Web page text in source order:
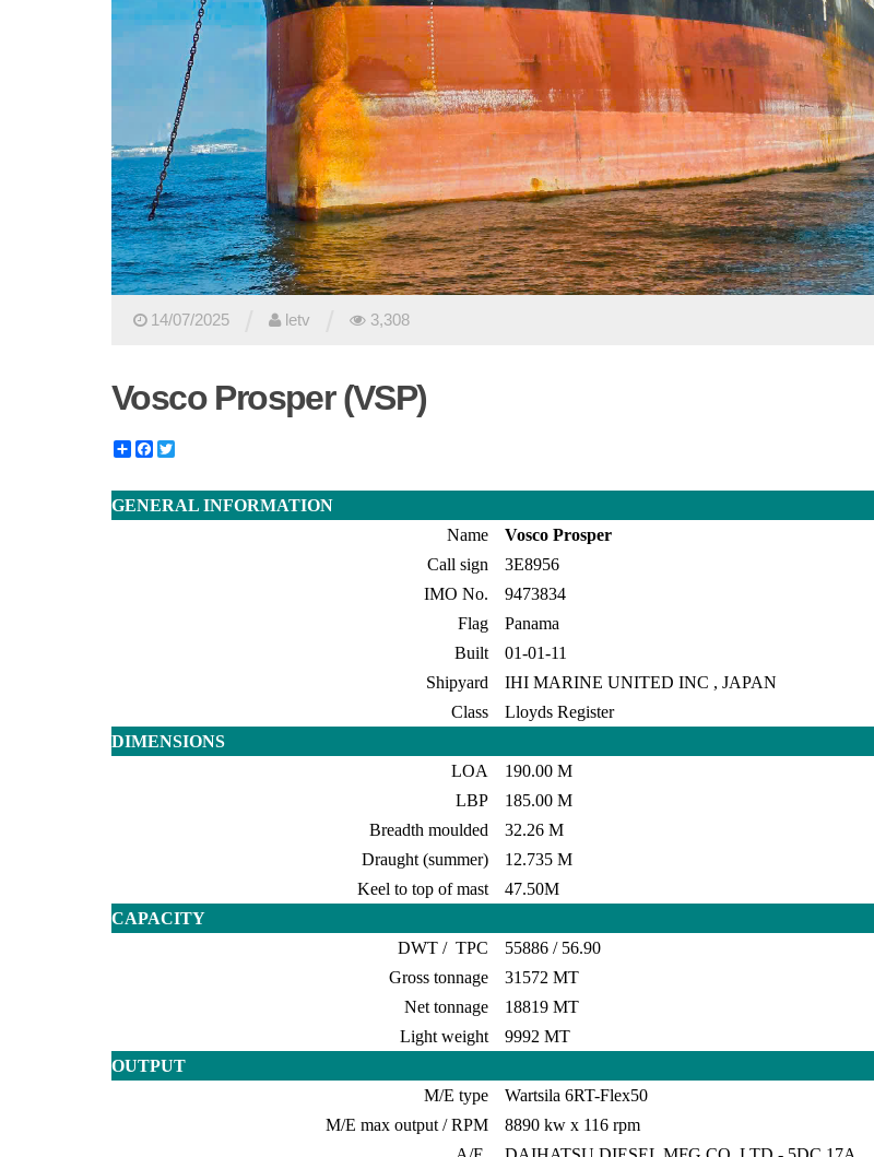
14/07/2025 letv 3,308
Vosco Prosper (VSP)
ShareFacebook
GENERAL INFORMATION
Name
Vosco Prosper
Call sign
3E8956
IMO No.
9473834
Flag
Panama
Built
01-01-11
Shipyard
IHI MARINE UNITED INC , JAPAN
Class
Lloyds Register
DIMENSIONS
LOA
190.00 M
LBP
185.00 M
Breadth moulded
32.26 M
Draught (summer)
12.735 M
Keel to top of mast
47.50M
CAPACITY
DWT / TPC
55886 / 56.90
Gross tonnage
31572 MT
Net tonnage
18819 MT
Light weight
9992 MT
OUTPUT
M/E type
Wartsila 6RT-Flex50
M/E max output / RPM
8890 kw x 116 rpm